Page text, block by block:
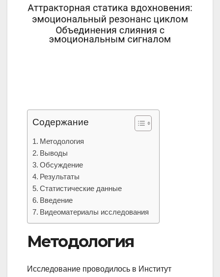
Содержание
Методология
Выводы
Обсуждение
Результаты
Статистические данные
Введение
Видеоматериалы исследования
Методология
Исследование проводилось в Институт